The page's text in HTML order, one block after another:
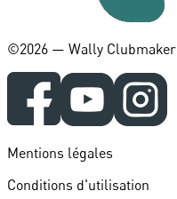
©️2026 — Wally Clubmaker
Mentions légales
Conditions d'utilisation